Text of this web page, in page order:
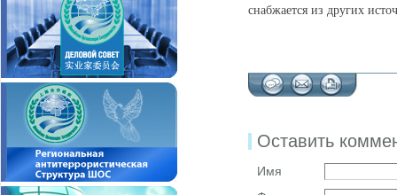
снабжается из других
Оставить
Имя